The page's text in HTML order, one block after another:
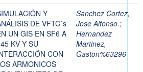
Y
DE VFTC´s
UN GIS EN SF6 A
KV Y SU
CON
ARMONICOS
Sanchez Cortez,
Jose Alfonso.;
Hernandez
Martinez,
Gaston%63296